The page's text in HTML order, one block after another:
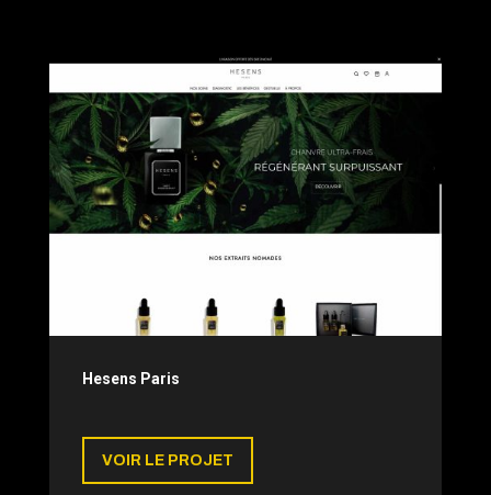
Hesens Paris
VOIR LE PROJET